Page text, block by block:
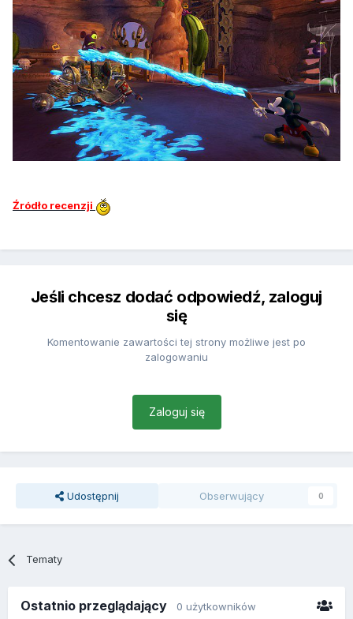
Źródło recenzji
Jeśli chcesz dodać odpowiedź, zaloguj
się
Komentowanie zawartości tej strony możliwe jest po
zalogowaniu
Zaloguj się
Udostępnij Obserwujący 0
Tematy
Ostatnio przeglądający 0 użytkowników